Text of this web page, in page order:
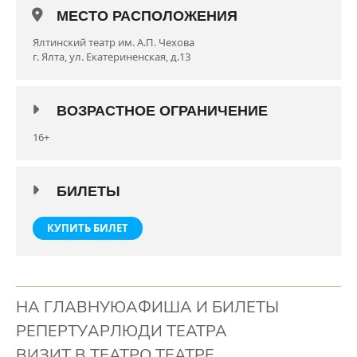
И. Кашин, А. Денисенко, М. Малый, актриса Е.Зайцева.
Продолжительность: 1:40
МЕСТО РАСПОЛОЖЕНИЯ
Ялтинский театр им. А.П. Чехова
г. Ялта, ул. Екатериненская, д.13
ВОЗРАСТНОЕ ОГРАНИЧЕНИЕ
16+
БИЛЕТЫ
КУПИТЬ БИЛЕТ
НА ГЛАВНУЮАФИША И БИЛЕТЫ
РЕПЕРТУАРЛЮДИ ТЕАТРА